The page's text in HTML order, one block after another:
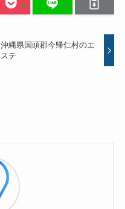
沖縄県国頭郡今帰仁村のエ
ステ